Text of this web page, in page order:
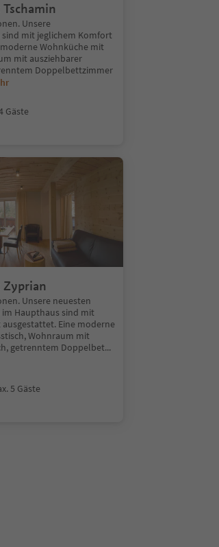
Unsere
mit jeglichem Komfort
Wohnküche mit
mit ausziehbarer
Doppelbettzimmer
Gäste
Unsere neuesten
Haupthaus sind mit
Eine moderne
Wohnraum mit
getrenntem Doppelbet...
5 Gäste